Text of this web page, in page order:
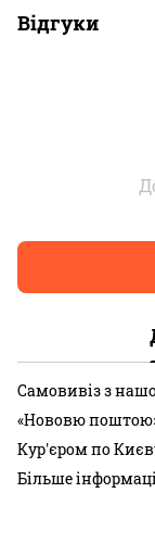
Відгуки
Самовивіз з
«Нововю поштою»
Кур'єром по
Більше